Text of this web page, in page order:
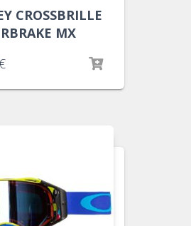
CROSSBRILLE
MX